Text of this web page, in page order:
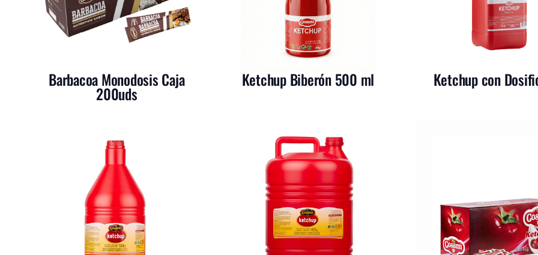
Barbacoa Monodosis Caja
200uds
Ketchup Biberón 500 ml Ketchup con